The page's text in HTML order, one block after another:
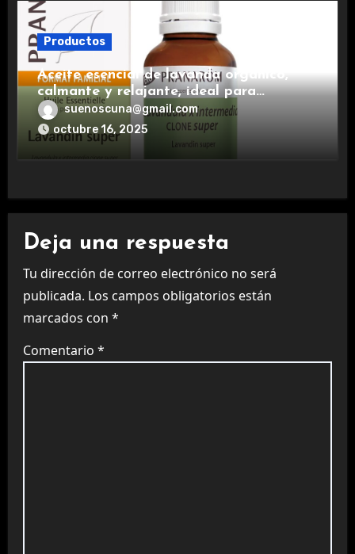
Productos
Aceite esencial de lavanda orgánico,
calmante y relajante, ideal para
aromaterapia.
suenoscuna@gmail.com
octubre 16, 2025
Deja una respuesta
Tu dirección de correo electrónico no será
publicada. Los campos obligatorios están
marcados con *
Comentario *